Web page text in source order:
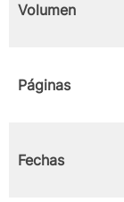
Volumen
Páginas
Fechas